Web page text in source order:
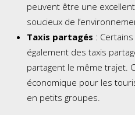
peuvent être une
soucieux de
Taxis partagés :
également des taxis
partagent le même trajet.
économique pour les
en petits groupes.